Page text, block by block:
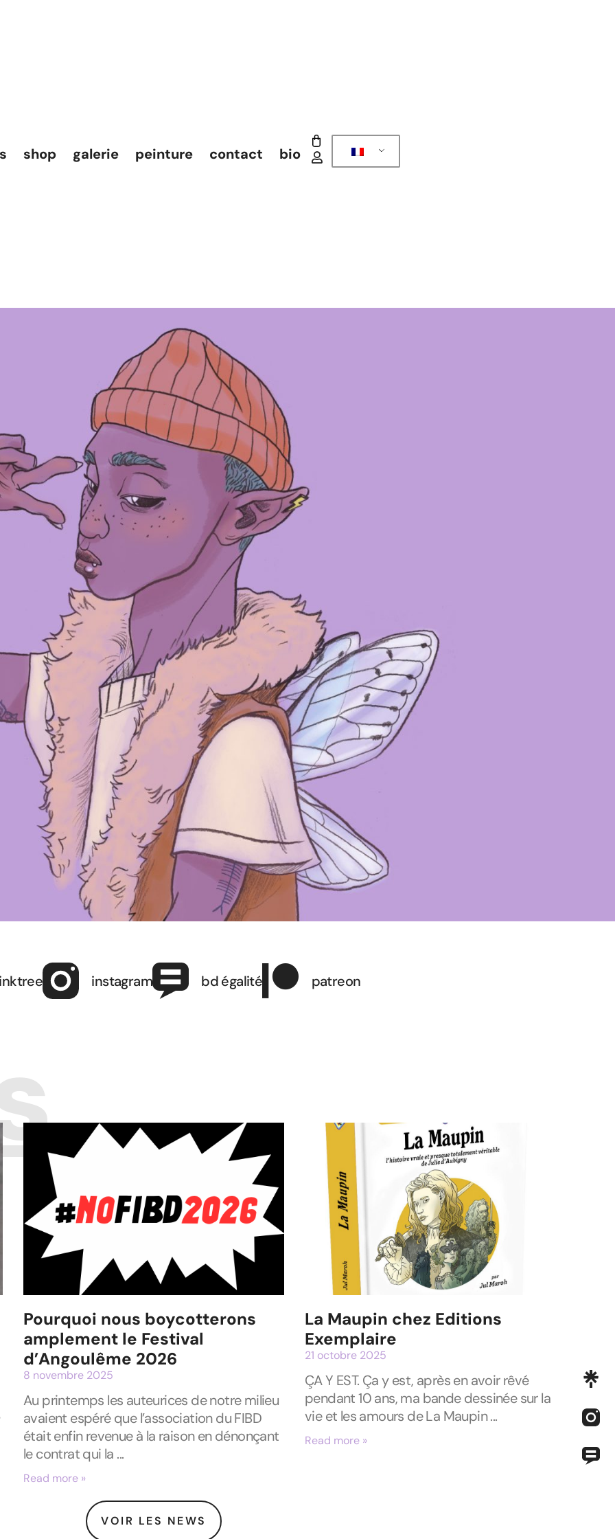
shop galerie peinture contact bio
instagram bd égalité patreon
Pourquoi nous boycotterons
amplement le Festival
d’Angoulême 2026
8 novembre 2025
Au printemps les auteurices de notre milieu
avaient espéré que l’association du FIBD
était enfin revenue à la raison en dénonçant
le contrat qui la
Read more »
La Maupin chez Editions
Exemplaire
21 octobre 2025
ÇA Y EST. Ça y est, après en avoir rêvé
pendant 10 ans, ma bande dessinée sur la
vie et les amours de La Maupin
Read more »
VOIR LES NEWS